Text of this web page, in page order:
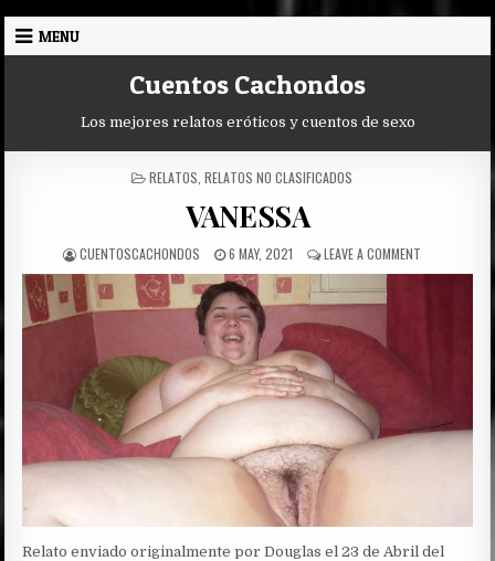
Skip
MENU
Cuentos Cachondos
Los mejores relatos eróticos y cuentos de sexo
POSTED
RELATOS RELATOS NO CLASIFICADOS
VANESSA
AUTHOR:
CUENTOSCACHONDOS
PUBLISHED
DATE:
6 MAY, 2021 LEAVE A COMMENT
VANESSA
Relato enviado originalmente por Douglas el 23 de Abril del